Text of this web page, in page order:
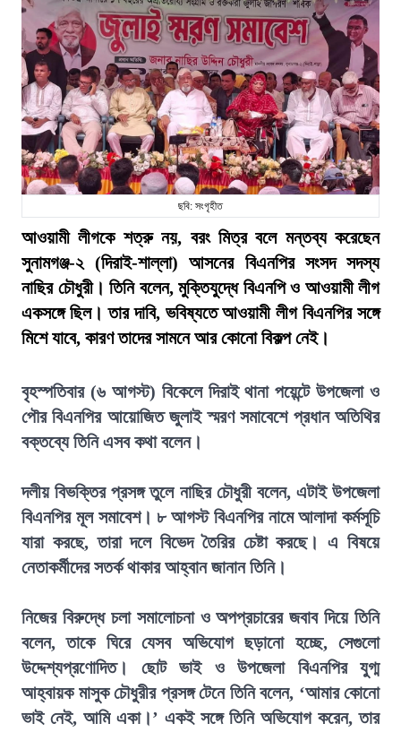
ছবি: সংগৃহীত
আওয়ামী লীগকে শত্রু নয়, বরং মিত্র বলে মন্তব্য করেছেন
সুনামগঞ্জ-২ (দিরাই-শাল্লা) আসনের বিএনপির সংসদ সদস্য
নাছির চৌধুরী। তিনি বলেন, মুক্তিযুদ্ধে বিএনপি ও আওয়ামী লীগ
একসঙ্গে ছিল। তার দাবি, ভবিষ্যতে আওয়ামী লীগ বিএনপির সঙ্গে
মিশে যাবে, কারণ তাদের সামনে আর কোনো বিকল্প নেই।
বৃহস্পতিবার (৬ আগস্ট) বিকেলে দিরাই থানা পয়েন্টে উপজেলা ও
পৌর বিএনপির আয়োজিত জুলাই স্মরণ সমাবেশে প্রধান অতিথির
বক্তব্যে তিনি এসব কথা বলেন।
দলীয় বিভক্তির প্রসঙ্গ তুলে নাছির চৌধুরী বলেন, এটাই উপজেলা
বিএনপির মূল সমাবেশ। ৮ আগস্ট বিএনপির নামে আলাদা কর্মসূচি
যারা করছে, তারা দলে বিভেদ তৈরির চেষ্টা করছে। এ বিষয়ে
নেতাকর্মীদের সতর্ক থাকার আহ্বান জানান তিনি।
নিজের বিরুদ্ধে চলা সমালোচনা ও অপপ্রচারের জবাব দিয়ে তিনি
বলেন, তাকে ঘিরে যেসব অভিযোগ ছড়ানো হচ্ছে, সেগুলো
উদ্দেশ্যপ্রণোদিত। ছোট ভাই ও উপজেলা বিএনপির যুগ্ম
আহ্বায়ক মাসুক চৌধুরীর প্রসঙ্গ টেনে তিনি বলেন, ‘আমার কোনো
ভাই নেই, আমি একা।’ একই সঙ্গে তিনি অভিযোগ করেন, তার